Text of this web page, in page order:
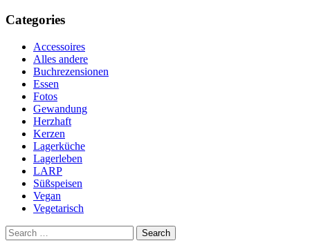
Categories
Accessoires
Alles andere
Buchrezensionen
Essen
Fotos
Gewandung
Herzhaft
Kerzen
Lagerküche
Lagerleben
LARP
Süßspeisen
Vegan
Vegetarisch
Search
for: